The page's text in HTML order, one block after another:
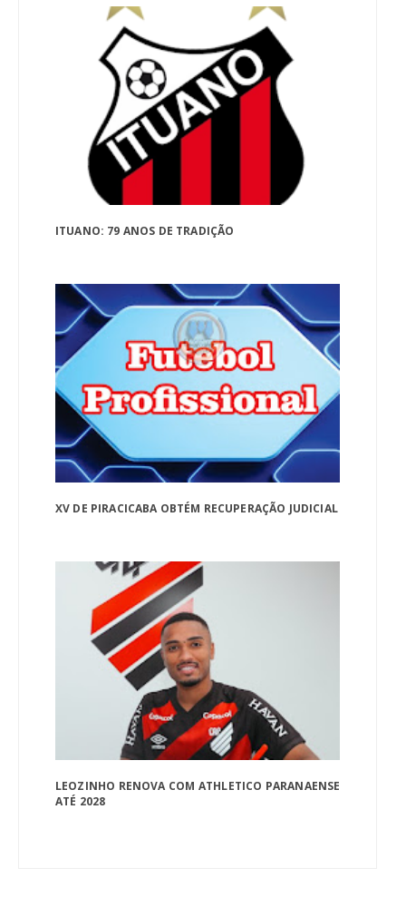
ITUANO: 79 ANOS DE TRADIÇÃO
XV DE PIRACICABA OBTÉM RECUPERAÇÃO JUDICIAL
LEOZINHO RENOVA COM ATHLETICO PARANAENSE
ATÉ 2028